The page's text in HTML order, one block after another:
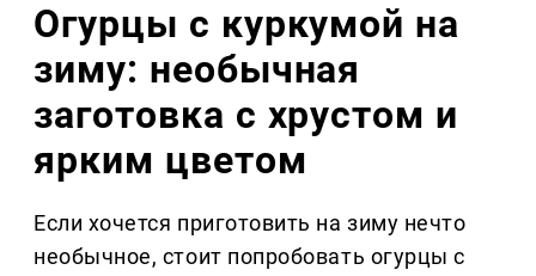
Огурцы с куркумой на
зиму: необычная
заготовка с хрустом и
ярким цветом
Если хочется приготовить на зиму нечто
необычное, стоит попробовать огурцы с